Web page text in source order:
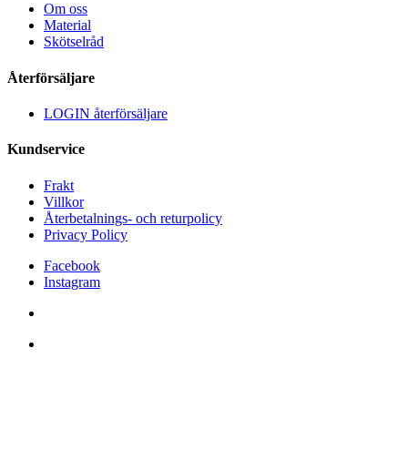
Om oss
Material
Skötselråd
Återförsäljare
LOGIN återförsäljare
Kundservice
Frakt
Villkor
Återbetalnings- och returpolicy
Privacy Policy
Facebook
Instagram